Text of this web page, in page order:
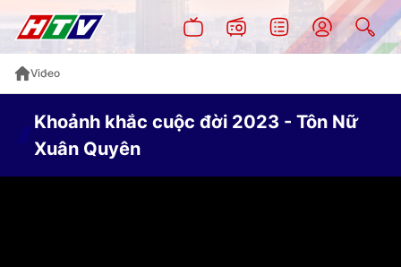
Video
Khoảnh khắc cuộc đời 2023 - Tôn Nữ
Xuân Quyên